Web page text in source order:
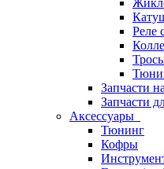
Реле
Запчасти
Запчасти
Аксессуары
Тюнинг
Кофры